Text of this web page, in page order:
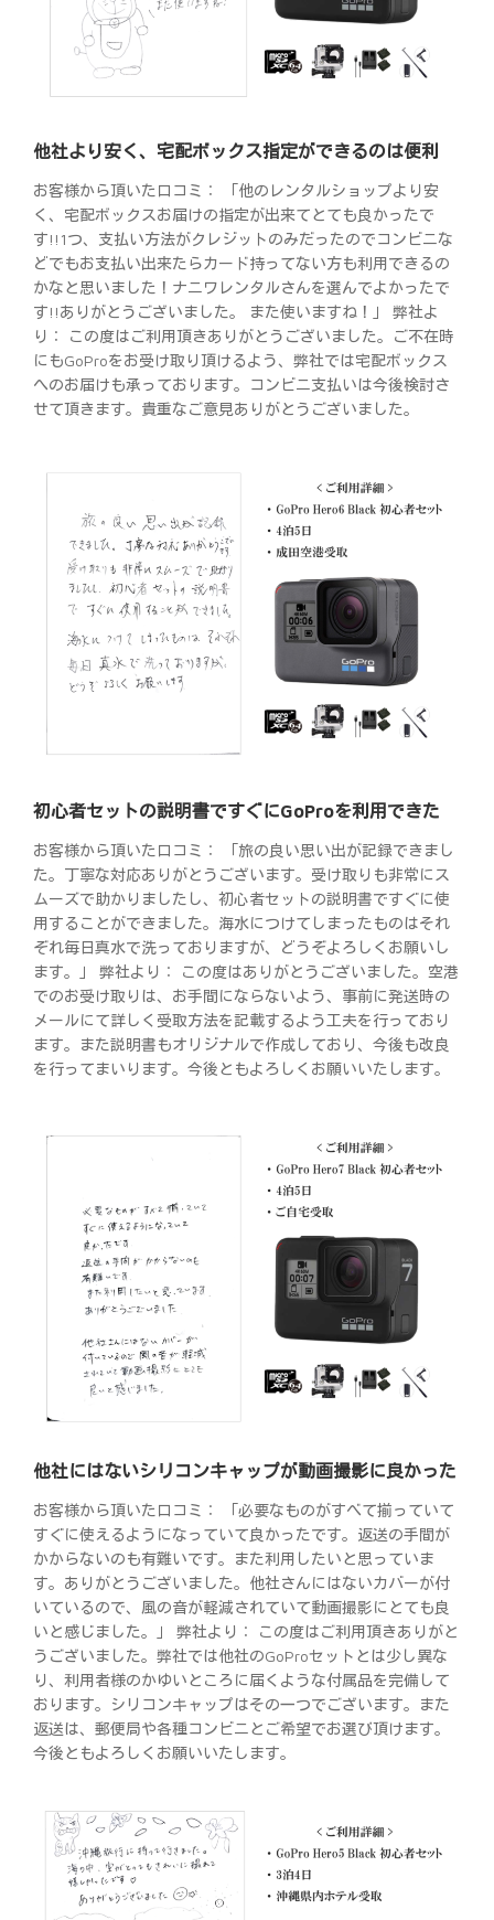
他社より安く、宅配ボックス指定ができるのは便利
お客様から頂いた口コミ： 「他のレンタルショップより安
く、宅配ボックスお届けの指定が出来てとても良かったで
す!!1つ、支払い方法がクレジットのみだったのでコンビニな
どでもお支払い出来たらカード持ってない方も利用できるの
かなと思いました！ナニワレンタルさんを選んでよかったで
す!!ありがとうございました。 また使いますね！」 弊社よ
り： この度はご利用頂きありがとうございました。ご不在時
にもGoProをお受け取り頂けるよう、弊社では宅配ボックス
へのお届けも承っております。コンビニ支払いは今後検討さ
せて頂きます。貴重なご意見ありがとうございました。
初心者セットの説明書ですぐにGoProを利用できた
お客様から頂いた口コミ： 「旅の良い思い出が記録できまし
た。丁寧な対応ありがとうございます。受け取りも非常にス
ムーズで助かりましたし、初心者セットの説明書ですぐに使
用することができました。海水につけてしまったものはそれ
ぞれ毎日真水で洗っておりますが、どうぞよろしくお願いし
ます。」 弊社より： この度はありがとうございました。空港
でのお受け取りは、お手間にならないよう、事前に発送時の
メールにて詳しく受取方法を記載するよう工夫を行っており
ます。また説明書もオリジナルで作成しており、今後も改良
を行ってまいります。今後ともよろしくお願いいたします。
他社にはないシリコンキャップが動画撮影に良かった
お客様から頂いた口コミ： 「必要なものがすべて揃っていて
すぐに使えるようになっていて良かったです。返送の手間が
かからないのも有難いです。また利用したいと思っていま
す。ありがとうございました。他社さんにはないカバーが付
いているので、風の音が軽減されていて動画撮影にとても良
いと感じました。」 弊社より： この度はご利用頂きありがと
うございました。弊社では他社のGoProセットとは少し異な
り、利用者様のかゆいところに届くような付属品を完備して
おります。シリコンキャップはその一つでございます。また
返送は、郵便局や各種コンビニとご希望でお選び頂けます。
今後ともよろしくお願いいたします。